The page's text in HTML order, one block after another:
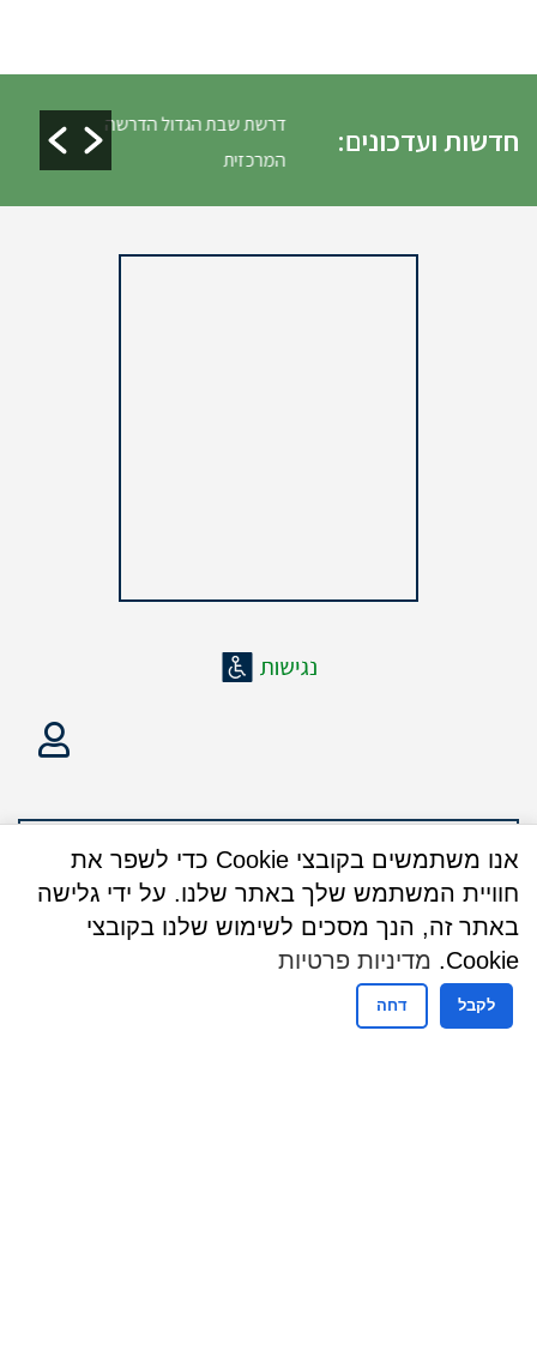
חדשות ועדכונים:
דרשת שבת הגדול הדרשה
המרכזית
אנו משתמשים בקובצי Cookie כדי לשפר את
חוויית המשתמש שלך באתר שלנו. על ידי גלישה
באתר זה, הנך מסכים לשימוש שלנו בקובצי
Cookie.
מדיניות פרטיות
לקבל דחה